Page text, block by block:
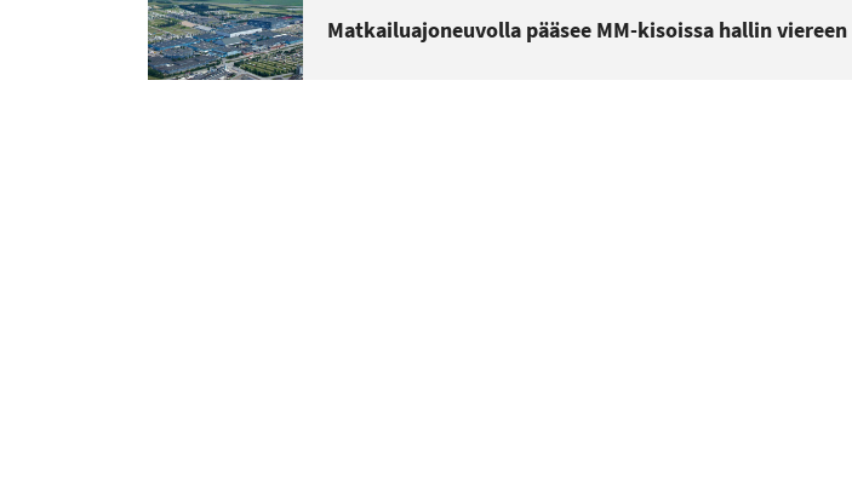
Matkailuajoneuvolla pääsee MM-kisoissa hallin viereen